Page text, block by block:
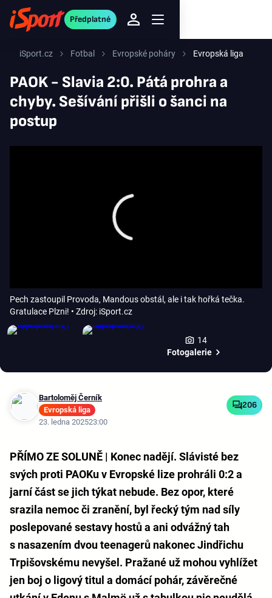
Předplatné
iSport.cz Fotbal Evropské poháry Evropská liga
PAOK - Slavia 2:0. Pátá prohra a
chyby. Sešívání přišli o šanci na
postup
Pech zastoupil Provoda, Mandous obstál, ale i tak hořká tečka.
Gratulace Plzni! • Zdroj: iSport.cz
14
Fotogalerie
Bartoloměj Černík
Evropská liga
23. ledna 202523:00
206
PŘÍMO ZE SOLUNĚ | Konec nadějí. Slávisté bez
svých proti PAOKu v Evropské lize prohráli 0:2 a
jarní část se jich týkat nebude. Bez opor, které
srazila nemoc či zranění, byl řecký tým nad síly
poslepované sestavy hostů a ani odvážný tah
s nasazením dvou teenagerů nakonec Jindřichu
Trpišovskému nevyšel. Pražané už mohou vyhlížet
jen boj o ligový titul a domácí pohár, závěrečné